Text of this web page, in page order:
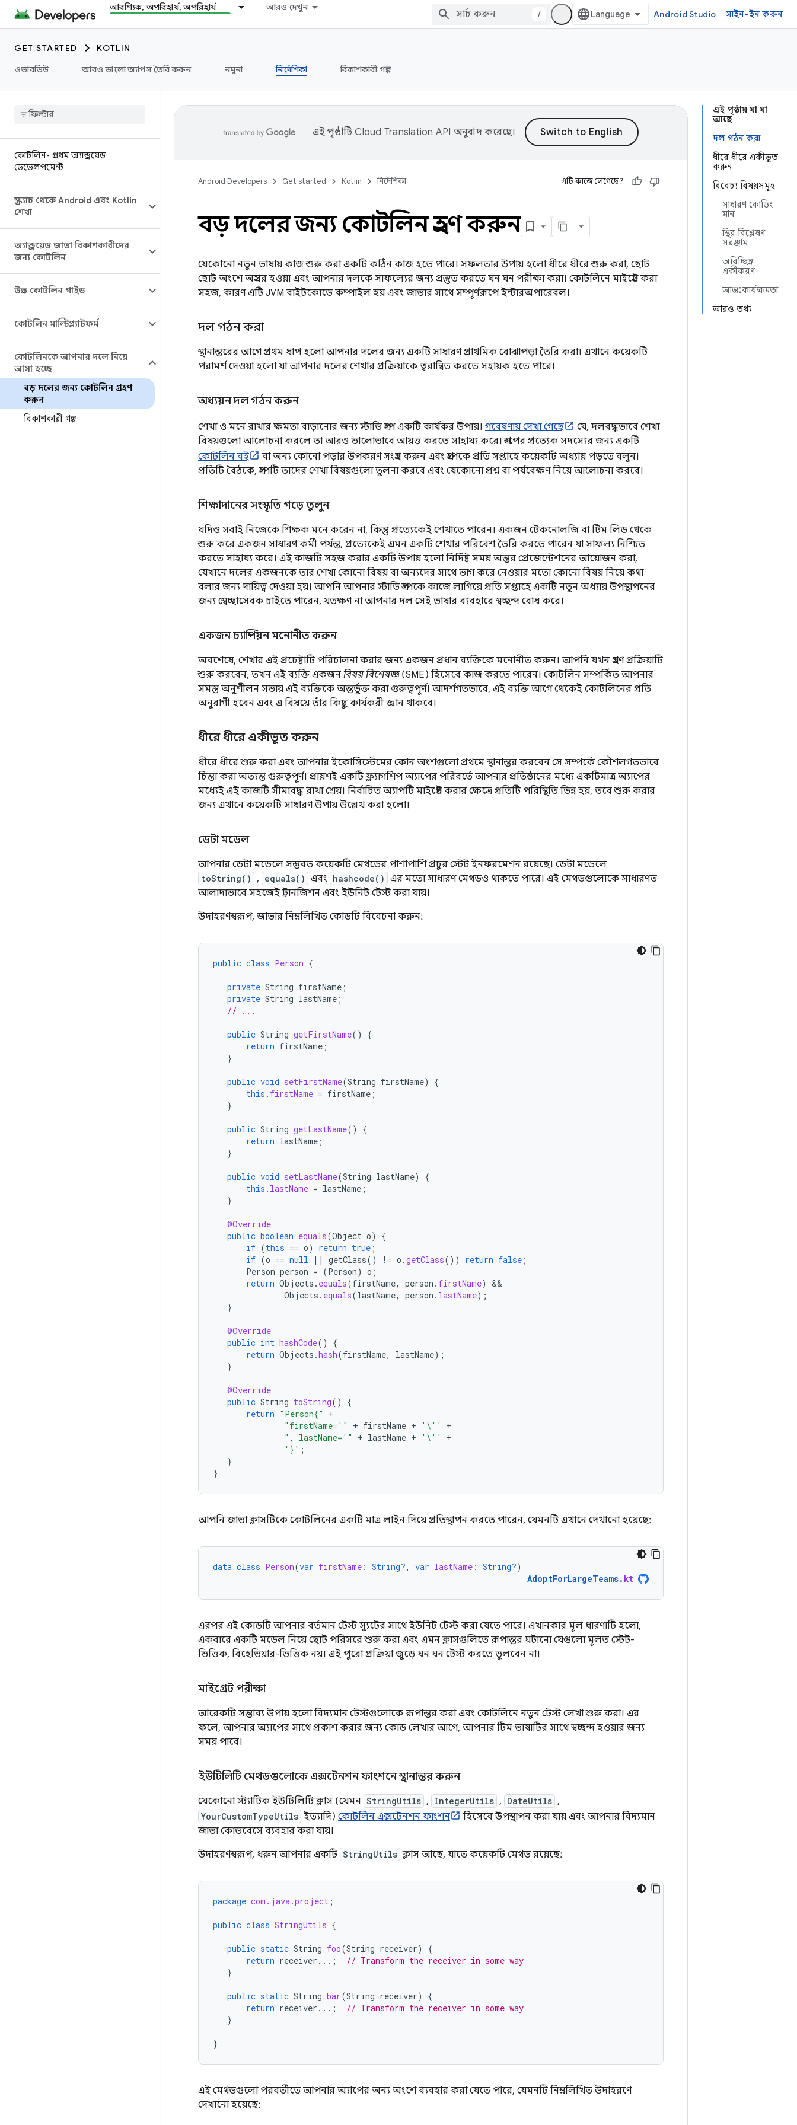
আবশ্যিক, অপরিহার্য, অপরিহার্য আরও দেখুন
/ Android Studio সাইন-ইন করুন
GET STARTED
KOTLIN
ওভারভিউ
আরও ভালো অ্যাপস তৈরি করুন নমুনা নির্দেশিকা বিকাশকারী গল্প
কোটলিন- প্রথম অ্যান্ড্রয়েড
ডেভেলপমেন্ট
স্ক্র্যাচ থেকে Android এবং Kotlin
শেখা
অ্যান্ড্রয়েড জাভা বিকাশকারীদের
জন্য কোটলিন
উন্নত কোটলিন গাইড
কোটলিন মাল্টিপ্ল্যাটফর্ম
কোটলিনকে আপনার দলে নিয়ে
আসা হচ্ছে
বড় দলের জন্য কোটলিন গ্রহণ
করুন
বিকাশকারী গল্প
এই পৃষ্ঠায় যা যা
আছে
দল গঠন করা
ধীরে ধীরে একীভূত
করুন
বিবেচ্য বিষয়সমূহ
সাধারণ কোডিং
মান
স্থির বিশ্লেষণ
সরঞ্জাম
অবিচ্ছিন্ন
একীকরণ
আন্তঃকার্যক্ষমতা
আরও তথ্য
এই পৃষ্ঠাটিCloud Translation API অনুবাদ করেছে।
Android Developers Get started Kotlin নির্দেশিকা এটি কাজে লেগেছে?
বড় দলের জন্য কোটলিন গ্রহণ করুন
যেকোনো নতুন ভাষায় কাজ শুরু করা একটি কঠিন কাজ হতে পারে। সফলতার উপায় হলো ধীরে ধীরে শুরু করা, ছোট
ছোট অংশে অগ্রসর হওয়া এবং আপনার দলকে সাফল্যের জন্য প্রস্তুত করতে ঘন ঘন পরীক্ষা করা। কোটলিনে মাইগ্রেট করা
সহজ, কারণ এটি JVM বাইটকোডে কম্পাইল হয় এবং জাভার সাথে সম্পূর্ণরূপে ইন্টারঅপারেবল।
দল গঠন করা
স্থানান্তরের আগে প্রথম ধাপ হলো আপনার দলের জন্য একটি সাধারণ প্রাথমিক বোঝাপড়া তৈরি করা। এখানে কয়েকটি
পরামর্শ দেওয়া হলো যা আপনার দলের শেখার প্রক্রিয়াকে ত্বরান্বিত করতে সহায়ক হতে পারে।
অধ্যয়ন দল গঠন করুন
শেখা ও মনে রাখার ক্ষমতা বাড়ানোর জন্য স্টাডি গ্রুপ একটি কার্যকর উপায়। গবেষণায় দেখা গেছে
যে, দলবদ্ধভাবে শেখা
বিষয়গুলো আলোচনা করলে তা আরও ভালোভাবে আয়ত্ত করতে সাহায্য করে। গ্রুপের প্রত্যেক সদস্যের জন্য একটি
কোটলিন বই
বা অন্য কোনো পড়ার উপকরণ সংগ্রহ করুন এবং গ্রুপকে প্রতি সপ্তাহে কয়েকটি অধ্যায় পড়তে বলুন।
প্রতিটি বৈঠকে, গ্রুপটি তাদের শেখা বিষয়গুলো তুলনা করবে এবং যেকোনো প্রশ্ন বা পর্যবেক্ষণ নিয়ে আলোচনা করবে।
শিক্ষাদানের সংস্কৃতি গড়ে তুলুন
যদিও সবাই নিজেকে শিক্ষক মনে করেন না, কিন্তু প্রত্যেকেই শেখাতে পারেন। একজন টেকনোলজি বা টিম লিড থেকে
শুরু করে একজন সাধারণ কর্মী পর্যন্ত, প্রত্যেকেই এমন একটি শেখার পরিবেশ তৈরি করতে পারেন যা সাফল্য নিশ্চিত
করতে সাহায্য করে। এই কাজটি সহজ করার একটি উপায় হলো নির্দিষ্ট সময় অন্তর প্রেজেন্টেশনের আয়োজন করা,
যেখানে দলের একজনকে তার শেখা কোনো বিষয় বা অন্যদের সাথে ভাগ করে নেওয়ার মতো কোনো বিষয় নিয়ে কথা
বলার জন্য দায়িত্ব দেওয়া হয়। আপনি আপনার স্টাডি গ্রুপকে কাজে লাগিয়ে প্রতি সপ্তাহে একটি নতুন অধ্যায় উপস্থাপনের
জন্য স্বেচ্ছাসেবক চাইতে পারেন, যতক্ষণ না আপনার দল সেই ভাষার ব্যবহারে স্বচ্ছন্দ বোধ করে।
একজন চ্যাম্পিয়ন মনোনীত করুন
অবশেষে, শেখার এই প্রচেষ্টাটি পরিচালনা করার জন্য একজন প্রধান ব্যক্তিকে মনোনীত করুন। আপনি যখন গ্রহণ প্রক্রিয়াটি
শুরু করবেন, তখন এই ব্যক্তি একজন বিষয় বিশেষজ্ঞ(SME) হিসেবে কাজ করতে পারেন। কোটলিন সম্পর্কিত আপনার
সমস্ত অনুশীলন সভায় এই ব্যক্তিকে অন্তর্ভুক্ত করা গুরুত্বপূর্ণ। আদর্শগতভাবে, এই ব্যক্তি আগে থেকেই কোটলিনের প্রতি
অনুরাগী হবেন এবং এ বিষয়ে তাঁর কিছু কার্যকরী জ্ঞান থাকবে।
ধীরে ধীরে একীভূত করুন
ধীরে ধীরে শুরু করা এবং আপনার ইকোসিস্টেমের কোন অংশগুলো প্রথমে স্থানান্তর করবেন সে সম্পর্কে কৌশলগতভাবে
চিন্তা করা অত্যন্ত গুরুত্বপূর্ণ। প্রায়শই একটি ফ্ল্যাগশিপ অ্যাপের পরিবর্তে আপনার প্রতিষ্ঠানের মধ্যে একটিমাত্র অ্যাপের
মধ্যেই এই কাজটি সীমাবদ্ধ রাখা শ্রেয়। নির্বাচিত অ্যাপটি মাইগ্রেট করার ক্ষেত্রে প্রতিটি পরিস্থিতি ভিন্ন হয়, তবে শুরু করার
জন্য এখানে কয়েকটি সাধারণ উপায় উল্লেখ করা হলো।
ডেটা মডেল
আপনার ডেটা মডেলে সম্ভবত কয়েকটি মেথডের পাশাপাশি প্রচুর স্টেট ইনফরমেশন রয়েছে। ডেটা মডেলে
toString() , equals() এবং hashcode() এর মতো সাধারণ মেথডও থাকতে পারে। এই মেথডগুলোকে সাধারণত
আলাদাভাবে সহজেই ট্রানজিশন এবং ইউনিট টেস্ট করা যায়।
উদাহরণস্বরূপ, জাভার নিম্নলিখিত কোডটি বিবেচনা করুন:
public class Person {
private String firstName ;
private String lastName ;
// ...
public String getFirstName()
{
return firstName ;
}
public void setFirstName(String firstName)
{
this . firstName = firstName ;
}
public String getLastName()
{
return lastName ;
}
public void setLastName(String lastName)
{
this . lastName = lastName ;
}
@Override
public boolean equals(Object o)
{
if (this == o) return true ;
if (o == null || getClass() != o .getClass()) return false ;
Person person = (Person) o ;
return Objects . equals(firstName, person . firstName)
Objects . equals(lastName, person . lastName);
}
@Override
public int hashCode()
{
return Objects .hash(firstName, lastName);
}
@Override
public String toString()
{
return "Person{"
+
"firstName='"
+ firstName + '\''
+
", lastName='"
+ lastName + '\''
+
'}' ;
}
}
আপনি জাভা ক্লাসটিকে কোটলিনের একটি মাত্র লাইন দিয়ে প্রতিস্থাপন করতে পারেন, যেমনটি এখানে দেখানো হয়েছে:
data class Person(var firstName : String?, var lastName : String?)
AdoptForLargeTeams. kt
এরপর এই কোডটি আপনার বর্তমান টেস্ট স্যুটের সাথে ইউনিট টেস্ট করা যেতে পারে। এখানকার মূল ধারণাটি হলো,
একবারে একটি মডেল নিয়ে ছোট পরিসরে শুরু করা এবং এমন ক্লাসগুলিতে রূপান্তর ঘটানো যেগুলো মূলত স্টেট-
ভিত্তিক, বিহেভিয়ার-ভিত্তিক নয়। এই পুরো প্রক্রিয়া জুড়ে ঘন ঘন টেস্ট করতে ভুলবেন না।
মাইগ্রেট পরীক্ষা
আরেকটি সম্ভাব্য উপায় হলো বিদ্যমান টেস্টগুলোকে রূপান্তর করা এবং কোটলিনে নতুন টেস্ট লেখা শুরু করা। এর
ফলে, আপনার অ্যাপের সাথে প্রকাশ করার জন্য কোড লেখার আগে, আপনার টিম ভাষাটির সাথে স্বচ্ছন্দ হওয়ার জন্য
সময় পাবে।
ইউটিলিটি মেথডগুলোকে এক্সটেনশন ফাংশনে স্থানান্তর করুন
যেকোনো স্ট্যাটিক ইউটিলিটি ক্লাস (যেমন StringUtils , IntegerUtils , DateUtils ,
YourCustomTypeUtils ইত্যাদি) কোটলিন এক্সটেনশন ফাংশন
হিসেবে উপস্থাপন করা যায় এবং আপনার বিদ্যমান
জাভা কোডবেসে ব্যবহার করা যায়।
উদাহরণস্বরূপ, ধরুন আপনার একটি StringUtils ক্লাস আছে, যাতে কয়েকটি মেথড রয়েছে:
package com.java.project ;
public class StringUtils {
public static String foo(String receiver)
{
return receiver ...;
// Transform the receiver in some way
}
public static String bar(String receiver)
{
return receiver ...;
// Transform the receiver in some way
}
}
এই মেথডগুলো পরবর্তীতে আপনার অ্যাপের অন্য অংশে ব্যবহার করা যেতে পারে, যেমনটি নিম্নলিখিত উদাহরণে
দেখানো হয়েছে: